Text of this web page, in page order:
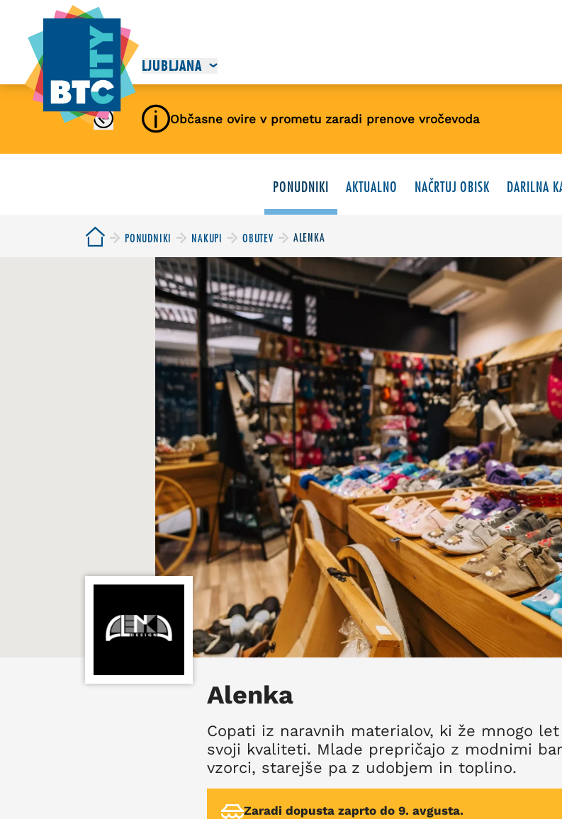
LJUBLJANA
Občasne ovire v prometu zaradi prenove vročevoda
PONUDNIKI AKTUALNO NAČRTUJ OBISK DARILNA
PONUDNIKI NAKUPI OBUTEV ALENKA
Alenka
Copati iz naravnih materialov, ki že mnogo
svoji kvaliteti. Mlade prepričajo z modnimi
vzorci, starejše pa z udobjem in toplino.
Zaradi dopusta zaprto do 9. avgusta.